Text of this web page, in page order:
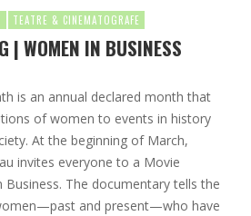
TEATRE & CINEMATOGRAFE
| WOMEN IN BUSINESS
is an annual declared month that
of women to events in history
At the beginning of March,
invites everyone to a Movie
Business. The documentary tells the
and present—who have